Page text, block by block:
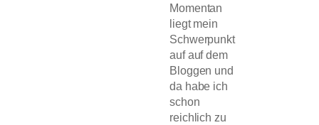
Momentan
liegt mein
Schwerpunkt
auf auf dem
Bloggen und
da habe ich
schon
reichlich zu